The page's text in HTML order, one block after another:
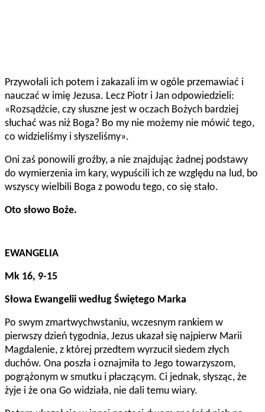
Przywołali ich potem i zakazali im w ogóle przemawiać i
nauczać w imię Jezusa. Lecz Piotr i Jan odpowiedzieli:
«Rozsądźcie, czy słuszne jest w oczach Bożych bardziej
słuchać was niż Boga? Bo my nie możemy nie mówić tego,
co widzieliśmy i słyszeliśmy».
Oni zaś ponowili groźby, a nie znajdując żadnej podstawy
do wymierzenia im kary, wypuścili ich ze względu na lud, bo
wszyscy wielbili Boga z powodu tego, co się stało.
Oto słowo Boże.
EWANGELIA
Mk 16, 9-15
Słowa Ewangelii według Świętego Marka
Po swym zmartwychwstaniu, wczesnym rankiem w
pierwszy dzień tygodnia, Jezus ukazał się najpierw Marii
Magdalenie, z której przedtem wyrzucił siedem złych
duchów. Ona poszła i oznajmiła to Jego towarzyszom,
pogrążonym w smutku i płaczącym. Ci jednak, słysząc, że
żyje i że ona Go widziała, nie dali temu wiary.